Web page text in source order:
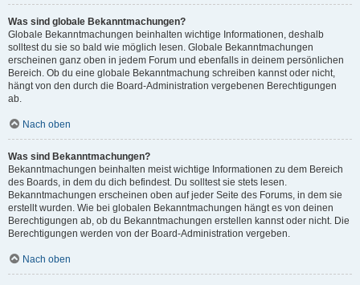
Was sind globale Bekanntmachungen?
Globale Bekanntmachungen beinhalten wichtige Informationen, deshalb
solltest du sie so bald wie möglich lesen. Globale Bekanntmachungen
erscheinen ganz oben in jedem Forum und ebenfalls in deinem persönlichen
Bereich. Ob du eine globale Bekanntmachung schreiben kannst oder nicht,
hängt von den durch die Board-Administration vergebenen Berechtigungen
ab.
Nach oben
Was sind Bekanntmachungen?
Bekanntmachungen beinhalten meist wichtige Informationen zu dem Bereich
des Boards, in dem du dich befindest. Du solltest sie stets lesen.
Bekanntmachungen erscheinen oben auf jeder Seite des Forums, in dem sie
erstellt wurden. Wie bei globalen Bekanntmachungen hängt es von deinen
Berechtigungen ab, ob du Bekanntmachungen erstellen kannst oder nicht. Die
Berechtigungen werden von der Board-Administration vergeben.
Nach oben